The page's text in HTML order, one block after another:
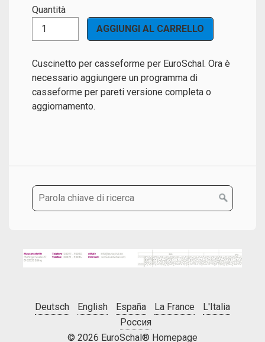
Quantità
Cuscinetto per casseforme per EuroSchal. Ora è
necessario aggiungere un programma di
casseforme per pareti versione completa o
aggiornamento.
Deutsch English España La France
L'Italia
Россия
© 2026 EuroSchal® Homepage